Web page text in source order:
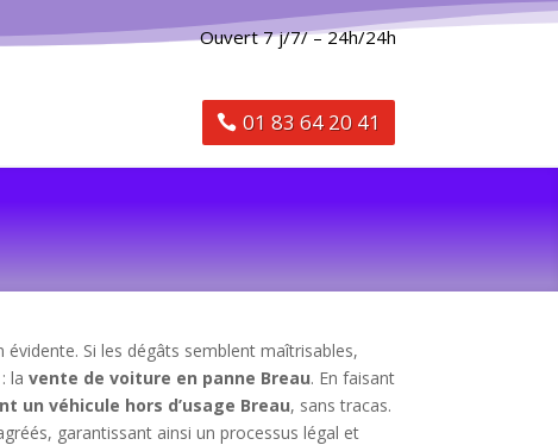
Ouvert 7 j/7/ – 24h/24h
01 83 64 20 41
Si les dégâts semblent maîtrisables,
: lavente de voiture en panne Breau. En faisant
un véhicule hors d’usage Breau, sans tracas.
garantissant ainsi un processus légal et